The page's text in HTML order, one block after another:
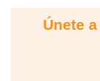
Únete